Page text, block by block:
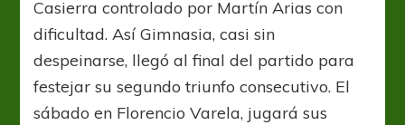
Casierra controlado por Martín Arias con
dificultad. Así Gimnasia, casi sin
despeinarse, llegó al final del partido para
festejar su segundo triunfo consecutivo. El
sábado en Florencio Varela, jugará sus